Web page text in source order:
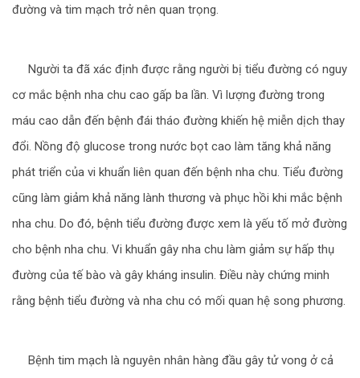
đường và tim mạch trở nên quan trọng.
Người ta đã xác định được rằng người bị tiểu đường có nguy
cơ mắc bệnh nha chu cao gấp ba lần. Vì lượng đường trong
máu cao dẫn đến bệnh đái tháo đường khiến hệ miễn dịch thay
đổi. Nồng độ glucose trong nước bọt cao làm tăng khả năng
phát triển của vi khuẩn liên quan đến bệnh nha chu. Tiểu đường
cũng làm giảm khả năng lành thương và phục hồi khi mắc bệnh
nha chu. Do đó, bệnh tiểu đường được xem là yếu tố mở đường
cho bệnh nha chu. Vi khuẩn gây nha chu làm giảm sự hấp thụ
đường của tế bào và gây kháng insulin. Điều này chứng minh
rằng bệnh tiểu đường và nha chu có mối quan hệ song phương.
Bệnh tim mạch là nguyên nhân hàng đầu gây tử vong ở cả